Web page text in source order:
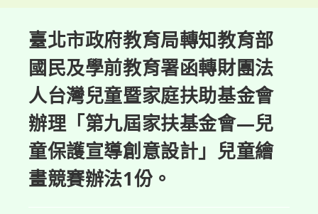
臺北市政府教育局轉知教育部
國民及學前教育署函轉財團法
人台灣兒童暨家庭扶助基金會
辦理「第九屆家扶基金會—兒
童保護宣導創意設計」兒童繪
畫競賽辦法1份。